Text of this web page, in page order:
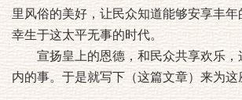
里风俗的美好，让民众知道能够安享丰
幸生于这太平无事的时代。
宣扬皇上的恩德，和民众共享欢乐，
内的事。于是就写下（这篇文章）来为这